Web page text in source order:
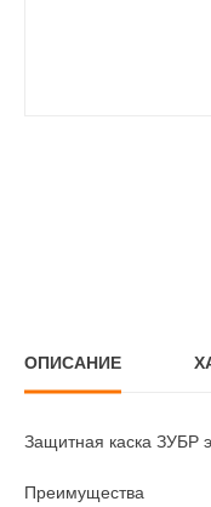
ОПИСАНИЕ
Защитная каска ЗУБР
Преимущества